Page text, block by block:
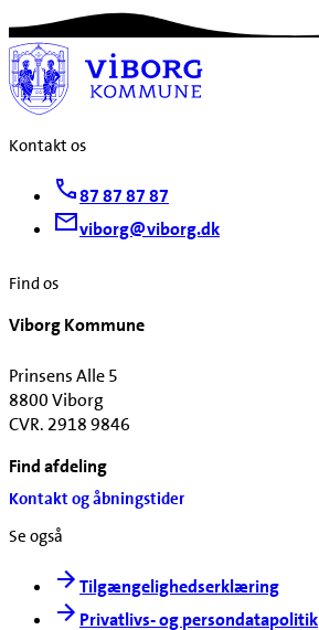
Kontakt os
87 87 87 87
viborg@viborg.dk
Find os
Viborg Kommune
Prinsens Alle 5
8800 Viborg
CVR. 2918 9846
Find afdeling
Kontakt og åbningstider
Se også
Tilgængelighedserklæring
Privatlivs- og persondatapolitik